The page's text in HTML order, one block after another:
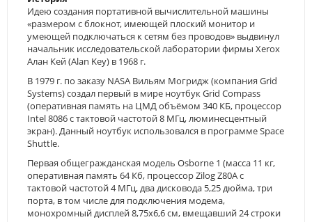
Идею создания портативной вычислительной машины
«размером с блокнот, имеющей плоский монитор и
умеющей подключаться к сетям без проводов» выдвинул
начальник исследовательской лаборатории фирмы Xerox
Алан Кей (Alan Key) в 1968 г.
В 1979 г. по заказу NASA Вильям Могридж (компания Grid
Systems) создал первый в мире ноутбук Grid Compass
(оперативная память на ЦМД объёмом 340 КБ, процессор
Intel 8086 с тактовой частотой 8 МГц, люминесцентный
экран). Данный ноутбук использовался в программе Space
Shuttle.
Первая общегражданская модель Osborne 1 (масса 11 кг,
оперативная память 64 Кб, процессор Zilog Z80A с
тактовой частотой 4 МГц, два дисковода 5,25 дюйма, три
порта, в том числе для подключения модема,
монохромный дисплей 8,75х6,6 см, вмещавший 24 строки